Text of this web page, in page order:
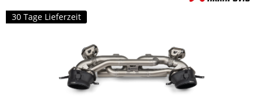
30 Tage Lieferzeit